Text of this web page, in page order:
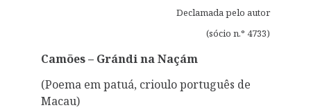
Declamada pelo autor
(sócio n.° 4733)
Camões – Grándi na Naçám
(Poema em patuá, crioulo português de
Macau)